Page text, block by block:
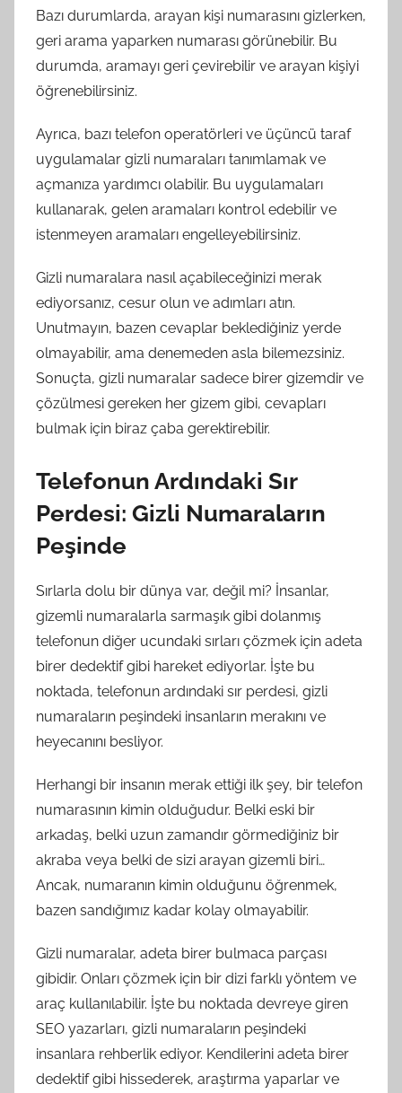
Bazı durumlarda, arayan kişi numarasını gizlerken,
geri arama yaparken numarası görünebilir. Bu
durumda, aramayı geri çevirebilir ve arayan kişiyi
öğrenebilirsiniz.
Ayrıca, bazı telefon operatörleri ve üçüncü taraf
uygulamalar gizli numaraları tanımlamak ve
açmanıza yardımcı olabilir. Bu uygulamaları
kullanarak, gelen aramaları kontrol edebilir ve
istenmeyen aramaları engelleyebilirsiniz.
Gizli numaralara nasıl açabileceğinizi merak
ediyorsanız, cesur olun ve adımları atın.
Unutmayın, bazen cevaplar beklediğiniz yerde
olmayabilir, ama denemeden asla bilemezsiniz.
Sonuçta, gizli numaralar sadece birer gizemdir ve
çözülmesi gereken her gizem gibi, cevapları
bulmak için biraz çaba gerektirebilir.
Telefonun Ardındaki Sır
Perdesi: Gizli Numaraların
Peşinde
Sırlarla dolu bir dünya var, değil mi? İnsanlar,
gizemli numaralarla sarmaşık gibi dolanmış
telefonun diğer ucundaki sırları çözmek için adeta
birer dedektif gibi hareket ediyorlar. İşte bu
noktada, telefonun ardındaki sır perdesi, gizli
numaraların peşindeki insanların merakını ve
heyecanını besliyor.
Herhangi bir insanın merak ettiği ilk şey, bir telefon
numarasının kimin olduğudur. Belki eski bir
arkadaş, belki uzun zamandır görmediğiniz bir
akraba veya belki de sizi arayan gizemli biri…
Ancak, numaranın kimin olduğunu öğrenmek,
bazen sandığımız kadar kolay olmayabilir.
Gizli numaralar, adeta birer bulmaca parçası
gibidir. Onları çözmek için bir dizi farklı yöntem ve
araç kullanılabilir. İşte bu noktada devreye giren
SEO yazarları, gizli numaraların peşindeki
insanlara rehberlik ediyor. Kendilerini adeta birer
dedektif gibi hissederek, araştırma yaparlar ve